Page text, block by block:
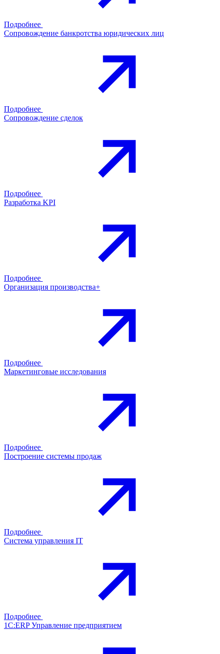
Подробнее
Сопровождение банкротства юридических лиц
Подробнее
Сопровождение сделок
Подробнее
Разработка KPI
Подробнее
Организация производства+
Подробнее
Маркетинговые исследования
Подробнее
Построение системы продаж
Подробнее
Система управления IT
Подробнее
1С:ERP Управление предприятием